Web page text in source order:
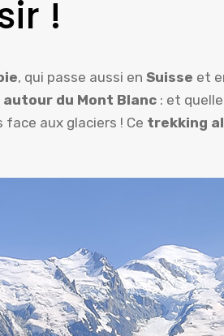
!
, qui passe aussi en Suisse et
du Mont Blanc : et
aux glaciers ! Ce trekking